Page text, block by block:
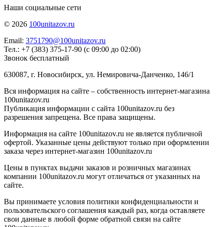
Наши социальные сети
© 2026 100unitazov.ru
Email: 3751790@100unitazov.ru
Тел.: +7 (383) 375-17-90 (с 09:00 до 02:00)
Звонок бесплатный
630087, г. Новосибирск, ул. Немировича-Данченко, 146/1
Вся информация на сайте – собственность интернет-магазина
100unitazov.ru
Публикация информации с сайта 100unitazov.ru без
разрешения запрещена. Все права защищены.
Информация на сайте 100unitazov.ru не является публичной
офертой. Указанные цены действуют только при оформлении
заказа через интернет-магазин 100unitazov.ru
Цены в пунктах выдачи заказов и розничных магазинах
компании 100unitazov.ru могут отличаться от указанных на
сайте.
Вы принимаете условия политики конфиденциальности и
пользовательского соглашения каждый раз, когда оставляете
свои данные в любой форме обратной связи на сайте